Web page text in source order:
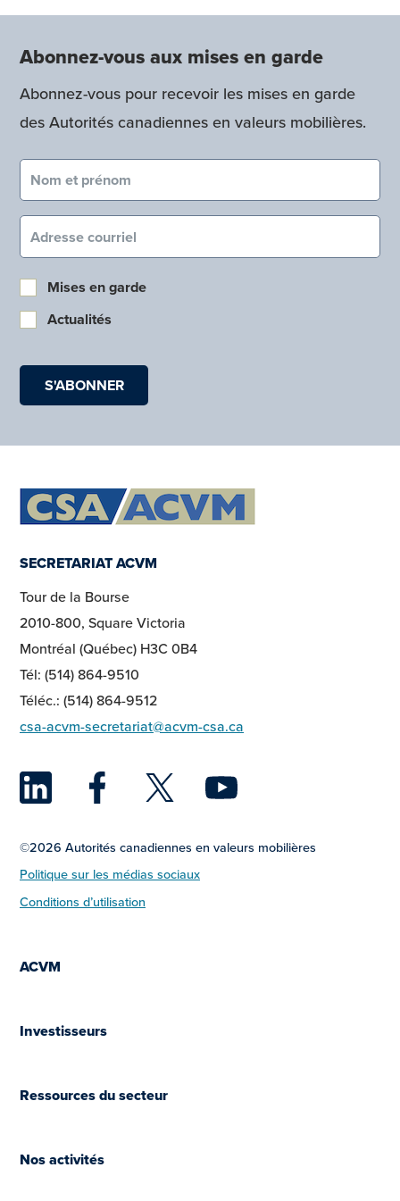
Abonnez-vous aux mises en garde
Abonnez-vous pour recevoir les mises en garde
des Autorités canadiennes en valeurs mobilières.
Nom et prénom (obligatoire)
Courriel (obligatoire)
Mises en garde
Actualités
SECRETARIAT ACVM
Tour de la Bourse
2010-800, Square Victoria
Montréal (Québec) H3C 0B4
Tél: (514) 864-9510
Téléc.: (514) 864-9512
csa-acvm-secretariat@acvm-csa.ca
LinkedIn
Facebook
Twitter
©2026 Autorités canadiennes en valeurs mobilières
Politique sur les médias sociaux
Conditions d’utilisation
ACVM
Investisseurs
Ressources du secteur
Nos activités